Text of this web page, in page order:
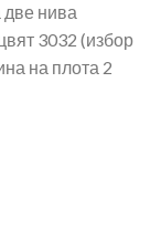
две нива
3032 (избор
на плота 2